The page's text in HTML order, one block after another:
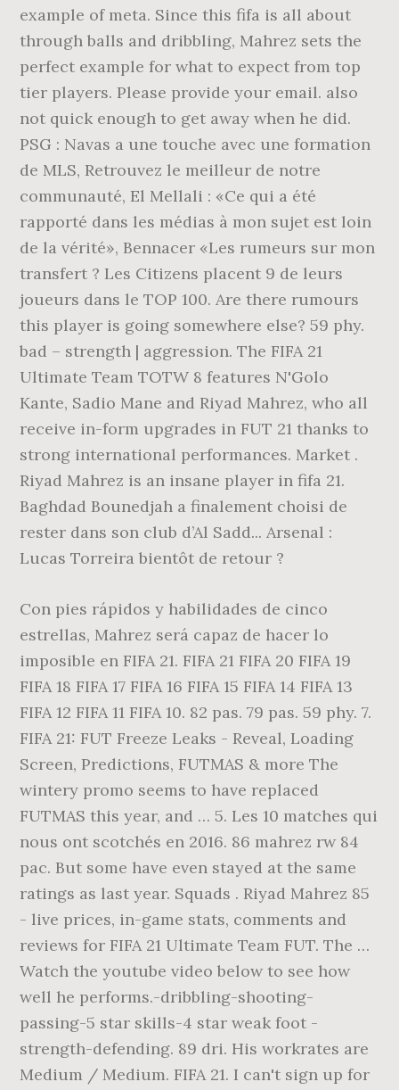
example of meta. Since this fifa is all about
through balls and dribbling, Mahrez sets the
perfect example for what to expect from top
tier players. Please provide your email. also
not quick enough to get away when he did.
PSG : Navas a une touche avec une formation
de MLS, Retrouvez le meilleur de notre
communauté, El Mellali : «Ce qui a été
rapporté dans les médias à mon sujet est loin
de la vérité», Bennacer «Les rumeurs sur mon
transfert ? Les Citizens placent 9 de leurs
joueurs dans le TOP 100. Are there rumours
this player is going somewhere else? 59 phy.
bad – strength | aggression. The FIFA 21
Ultimate Team TOTW 8 features N'Golo
Kante, Sadio Mane and Riyad Mahrez, who all
receive in-form upgrades in FUT 21 thanks to
strong international performances. Market .
Riyad Mahrez is an insane player in fifa 21.
Baghdad Bounedjah a finalement choisi de
rester dans son club d’Al Sadd... Arsenal :
Lucas Torreira bientôt de retour ?
Con pies rápidos y habilidades de cinco
estrellas, Mahrez será capaz de hacer lo
imposible en FIFA 21. FIFA 21 FIFA 20 FIFA 19
FIFA 18 FIFA 17 FIFA 16 FIFA 15 FIFA 14 FIFA 13
FIFA 12 FIFA 11 FIFA 10. 82 pas. 79 pas. 59 phy. 7.
FIFA 21: FUT Freeze Leaks - Reveal, Loading
Screen, Predictions, FUTMAS & more The
wintery promo seems to have replaced
FUTMAS this year, and … 5. Les 10 matches qui
nous ont scotchés en 2016. 86 mahrez rw 84
pac. But some have even stayed at the same
ratings as last year. Squads . Riyad Mahrez 85
- live prices, in-game stats, comments and
reviews for FIFA 21 Ultimate Team FUT. The …
Watch the youtube video below to see how
well he performs.-dribbling-shooting-
passing-5 star skills-4 star weak foot -
strength-defending. 89 dri. His workrates are
Medium / Medium. FIFA 21. I can't sign up for